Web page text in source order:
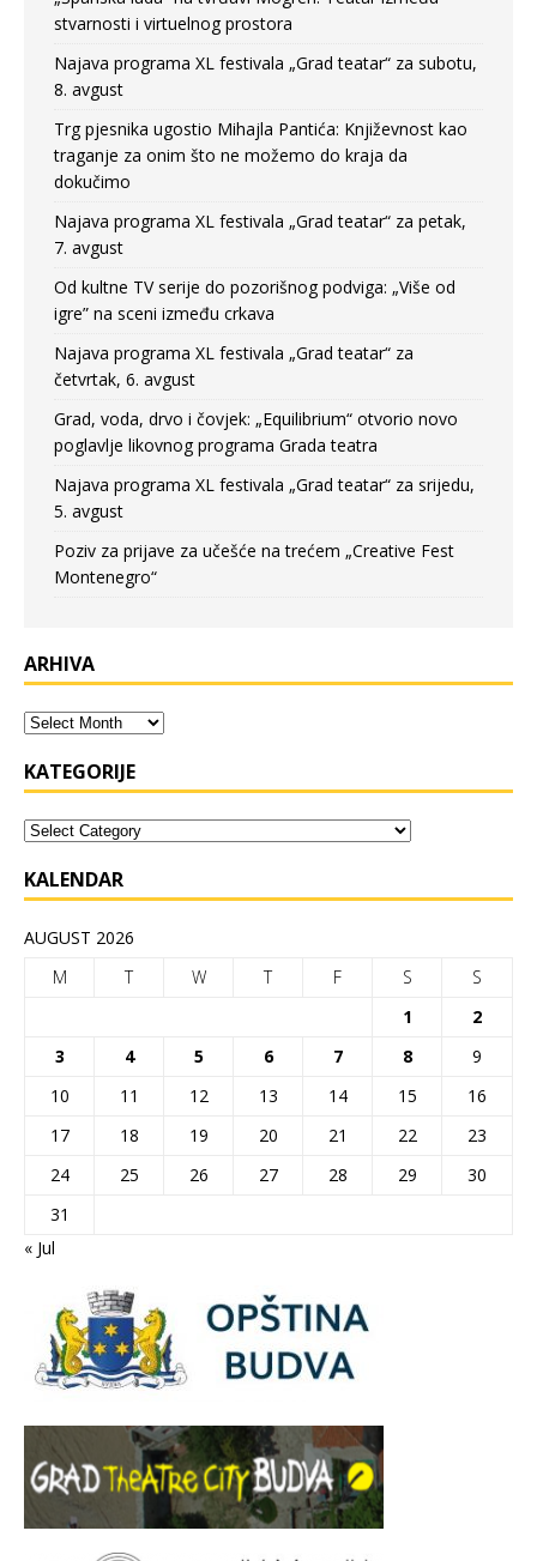
stvarnosti i virtuelnog prostora
Najava programa XL festivala „Grad teatar“ za subotu,
8. avgust
Trg pjesnika ugostio Mihajla Pantića: Književnost kao
traganje za onim što ne možemo do kraja da
dokučimo
Najava programa XL festivala „Grad teatar“ za petak,
7. avgust
Od kultne TV serije do pozorišnog podviga: „Više od
igre” na sceni između crkava
Najava programa XL festivala „Grad teatar“ za
četvrtak, 6. avgust
Grad, voda, drvo i čovjek: „Equilibrium“ otvorio novo
poglavlje likovnog programa Grada teatra
Najava programa XL festivala „Grad teatar“ za srijedu,
5. avgust
Poziv za prijave za učešće na trećem „Creative Fest
Montenegro“
ARHIVA
KATEGORIJE
KALENDAR
AUGUST 2026
M
T W T F S
S
1
2
3
4 5 6 7 8
9
10
11 12 13 14 15
16
17
18 19 20 21 22
23
24
25 26 27 28 29
30
31
« Jul